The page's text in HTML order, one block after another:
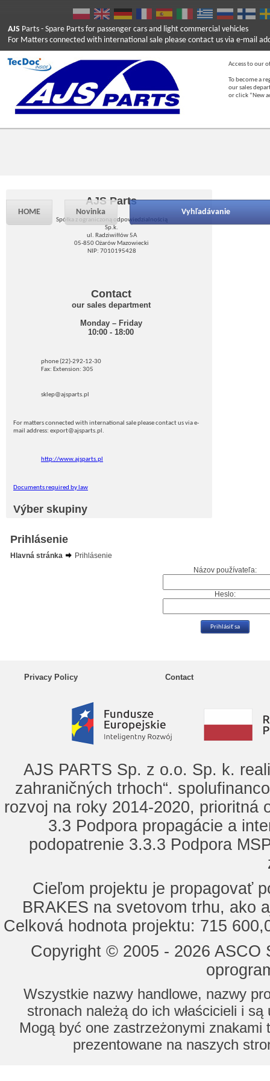
AJS Parts - Spare Parts for passenger cars and light commercial vehicles
For Matters connected with international sale please contact us via e-mail
Access to our
To become a
our sales
or click “New
HOME Novinka Vyhľadávanie
AJS Parts
Spółka z ograniczoną odpowiedzialnością
Sp.k.
ul. Radziwiłłów 5A
05-850 Ożarów Mazowiecki
NIP: 7010195428
Contact
our sales department
Monday – Friday
10:00 - 18:00
phone (22)-292-12-30
Fax: Extension: 305
sklep@ajsparts.pl
For matters connected with international sale please contact us via e-
mail address: export@ajsparts.pl.
http://www.ajsparts.pl
Documents required by law
Výber skupiny
Prihlásenie
Hlavná stránka
Prihlásenie
Názov používateľa:
Heslo:
Privacy Policy Contact
AJS PARTS Sp. z o.o. Sp. k.
zahraničných trhoch“.
rozvoj na roky 2014-2020, prioritná
3.3 Podpora propagácie a
podopatrenie 3.3.3 Podpora
Cieľom projektu je propagovať
BRAKES na svetovom trhu, ako
Celková hodnota projektu: 715
Copyright © 2005 - 2026
Wszystkie nazwy handlowe, nazwy
stronach należą do ich właścicieli i
Mogą być one zastrzeżonymi znakami
prezentowane na naszych